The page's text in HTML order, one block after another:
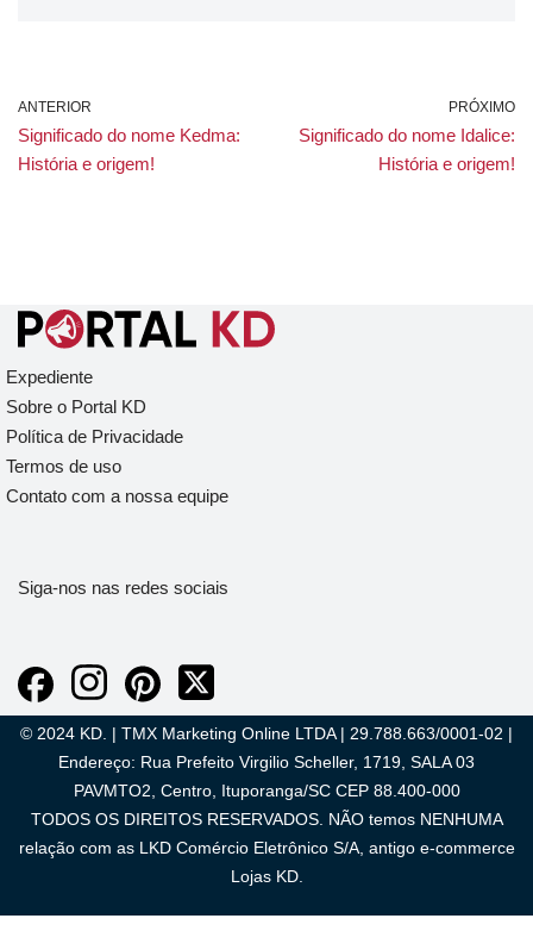
ANTERIOR
Significado do nome Kedma:
História e origem!
PRÓXIMO
Significado do nome Idalice:
História e origem!
Expediente
Sobre o Portal KD
Política de Privacidade
Termos de uso
Contato com a nossa equipe
Siga-nos nas redes sociais
© 2024 KD. | TMX Marketing Online LTDA | 29.788.663/0001-02 |
Endereço: Rua Prefeito Virgilio Scheller, 1719, SALA 03
PAVMTO2, Centro, Ituporanga/SC CEP 88.400-000
TODOS OS DIREITOS RESERVADOS. NÃO temos NENHUMA
relação com as LKD Comércio Eletrônico S/A, antigo e-commerce
Lojas KD.